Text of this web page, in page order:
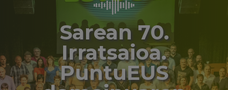
Sarean 70.
Irratsaioa.
PuntuEUS